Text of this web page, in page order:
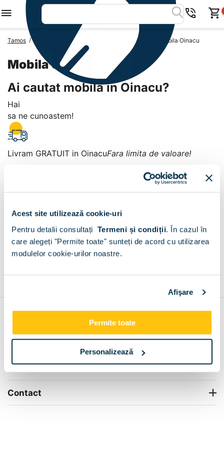
Acest site utilizează cookie-uri
Pentru detalii consultați Termeni și condiții. În cazul în
care alegeți "Permite toate" sunteți de acord cu utilizarea
modulelor cookie-urilor noastre.
Afişare
Permite toate
Personalizează
Tamos / Mobila Romania Mobila Judetul Giurgiu Mobila Oinacu
Mobila Oinacu
Ai cautat mobila in Oinacu?
Hai
sa ne cunoastem!
Livram GRATUIT in OinacuFara limita de valoare!
Oinacu
+
Info Center
Livrare
Contact